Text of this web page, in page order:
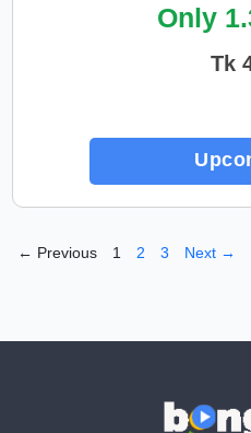
Only
Tk
← Previous 1 2 3 Next →